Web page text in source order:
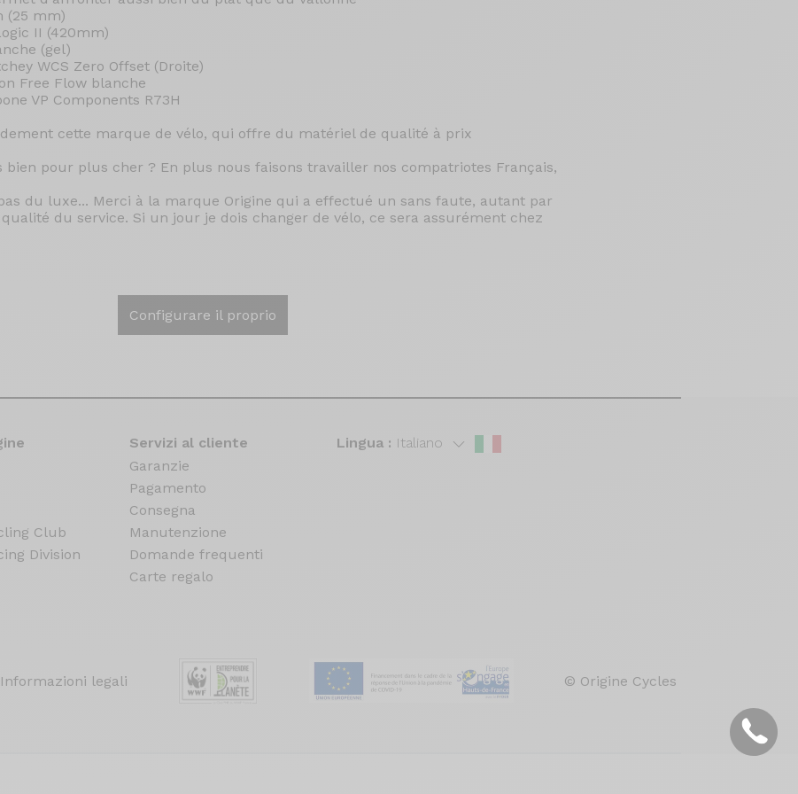
(25 mm)
II (420mm)
(gel)
WCS Zero Offset (Droite)
Free Flow blanche
VP Components R73H
cette marque de vélo, qui offre du matériel de qualité à prix
pour plus cher ? En plus nous faisons travailler nos compatriotes Français,
du luxe... Merci à la marque Origine qui a effectué un sans faute, autant par
du service. Si un jour je dois changer de vélo, ce sera assurément chez
Configurare il proprio
Club
Division
Servizi al cliente
Garanzie
Pagamento
Consegna
Manutenzione
Domande frequenti
Carte regalo
Lingua : Italiano
Informazioni legali © Origine Cycles